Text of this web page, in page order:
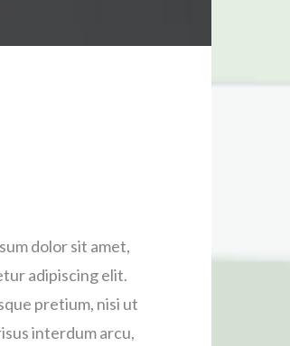
dolor sit amet,
adipiscing elit.
pretium, nisi ut
interdum arcu,